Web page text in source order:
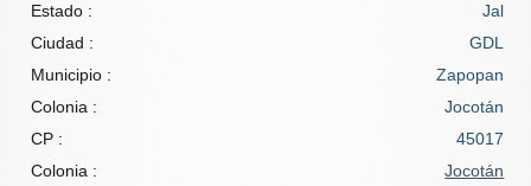
Estado :
Jal
Ciudad :
GDL
Municipio :
Zapopan
Colonia :
Jocotán
CP :
45017
Colonia :
Jocotán